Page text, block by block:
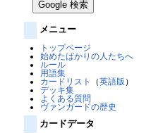
メニュー
トップページ
始めたばかりの人たちへ
ルール
用語集
カードリスト
（英語版 ）
デッキ集
よくある質問
ヴァンガードの歴史
カードデータ